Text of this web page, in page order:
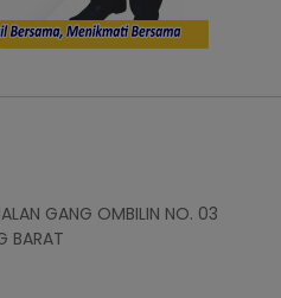
GANG OMBILIN NO. 03
BARAT